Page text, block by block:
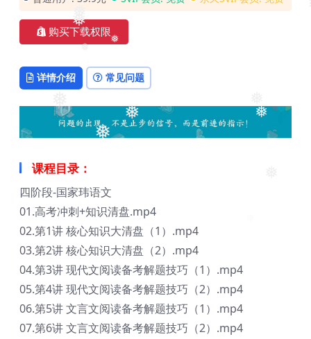
❅
❅
❅
❅
❅
❅
❅
❅
购买下载权限
详情介绍 常见问题
课程目录：
四阶段-国家玮语文
01.高考冲刺+知识清盘.mp4
02.第1讲 核心知识大清盘（1）.mp4
03.第2讲 核心知识大清盘（2）.mp4
04.第3讲 现代文阅读备考解题技巧（1）.mp4
05.第4讲 现代文阅读备考解题技巧（2）.mp4
06.第5讲 文言文阅读备考解题技巧（1）.mp4
07.第6讲 文言文阅读备考解题技巧（2）.mp4